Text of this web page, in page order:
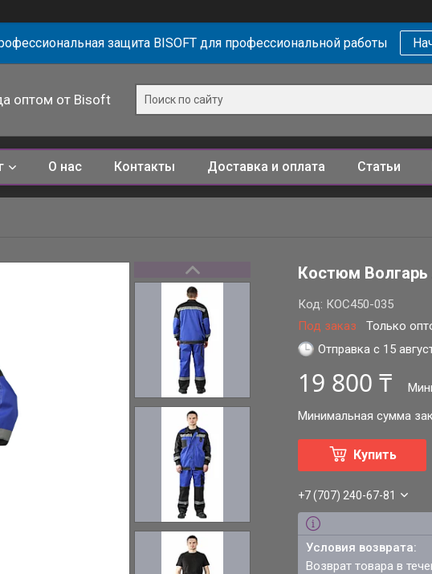
защита BISOFT для профессиональной работы
оптом от Bisoft
О нас Контакты Доставка и оплата Статьи
Костюм Волгарь
Под заказ Только
Код: КОС450-035
Отправка с 15
19 800 ₸
Минимальная сумма
Купить
+7 (707) 240-67-81
возврат товара в